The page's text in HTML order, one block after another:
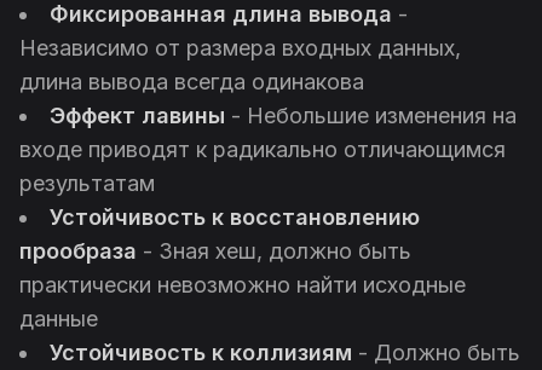
Фиксированная длина вывода -
Независимо от размера входных данных,
длина вывода всегда одинакова
Эффект лавины - Небольшие изменения на
входе приводят к радикально отличающимся
результатам
Устойчивость к восстановлению
прообраза - Зная хеш, должно быть
практически невозможно найти исходные
данные
Устойчивость к коллизиям - Должно быть